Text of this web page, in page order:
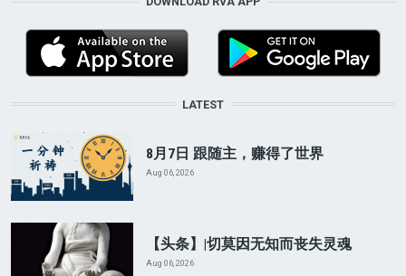
LATEST
8月7日 跟随主，赚得了世界
Aug 06, 2026
【头条】|切莫因无知而丧失灵魂
Aug 06, 2026